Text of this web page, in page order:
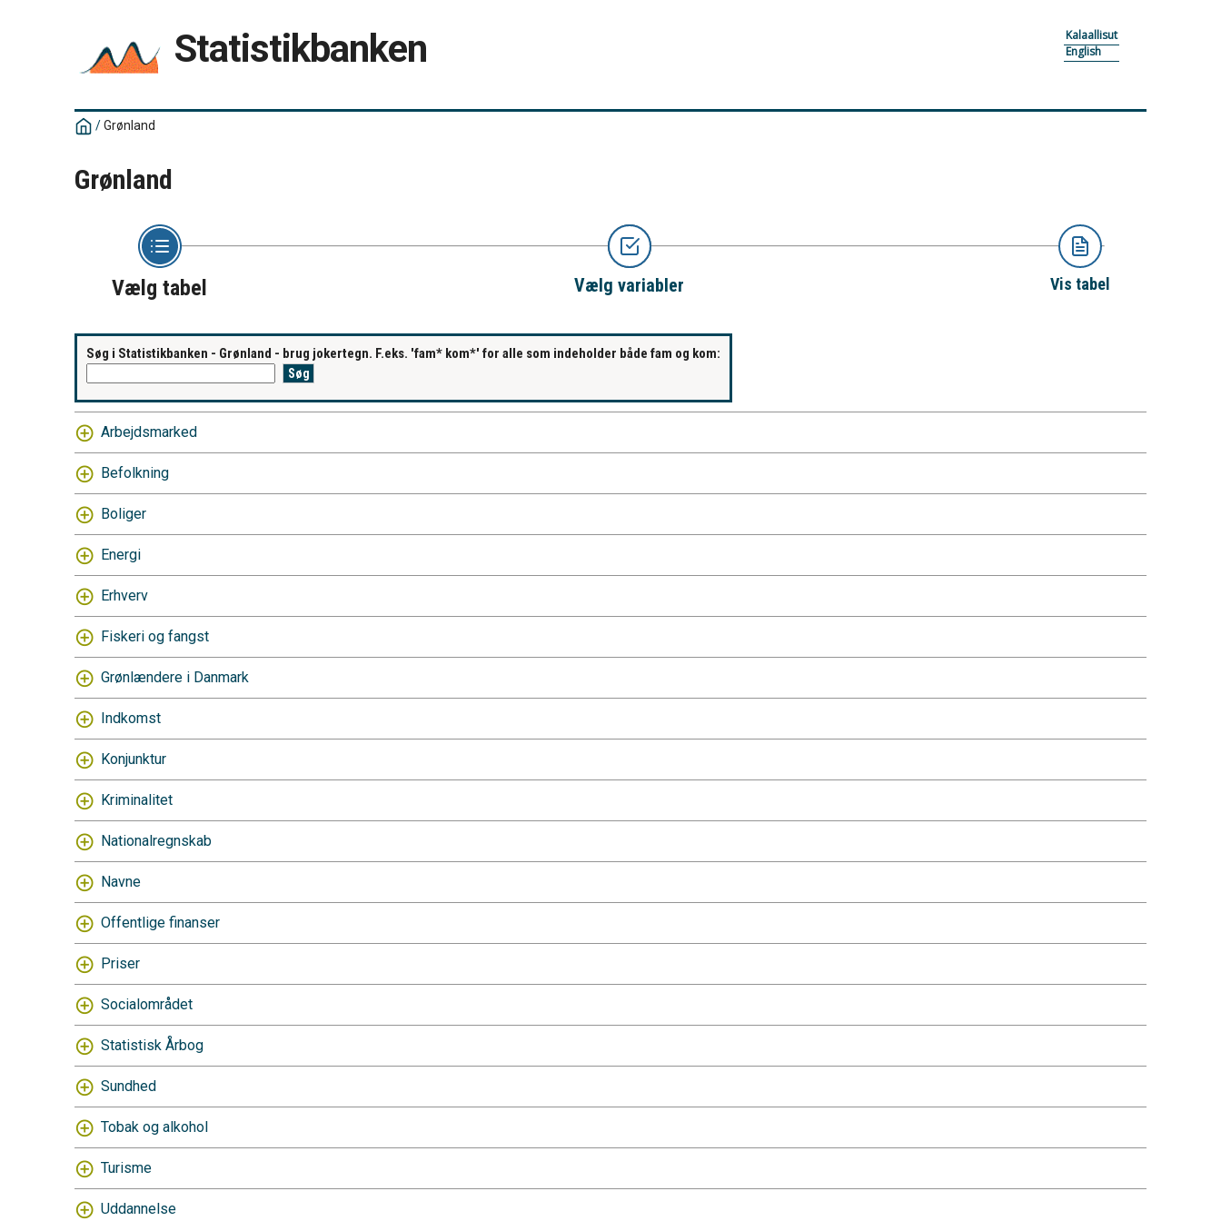
Statistikbanken
Kalaallisut
English
/Grønland
Grønland
Vælg tabel Vælg variabler Vis tabel
Søg i Statistikbanken - Grønland - brug jokertegn. F.eks. 'fam* kom*' for alle som indeholder både fam og kom:
Arbejdsmarked
Befolkning
Boliger
Energi
Erhverv
Fiskeri og fangst
Grønlændere i Danmark
Indkomst
Konjunktur
Kriminalitet
Nationalregnskab
Navne
Offentlige finanser
Priser
Socialområdet
Statistisk Årbog
Sundhed
Tobak og alkohol
Turisme
Uddannelse